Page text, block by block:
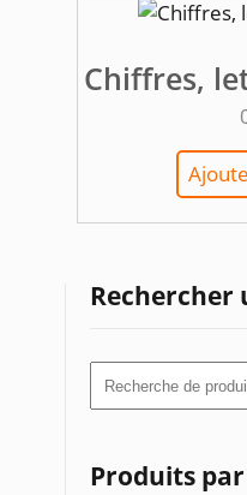
Chiffres,
Recherche
pour :
Produits